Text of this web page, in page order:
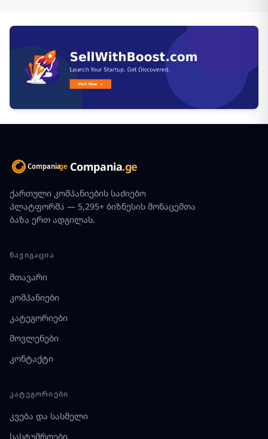
Compania.ge
ქართული კომპანიების საძიებო
პლატფორმა — 5,295+ ბიზნესის მონაცემთა
ბაზა ერთ ადგილას.
ᲜᲐᲕᲘᲒᲐᲪᲘᲐ
მთავარი
კომპანიები
კატეგორიები
მოვლენები
კონტაქტი
ᲙᲐᲢᲔᲒᲝᲠᲘᲔᲑᲘ
კვება და სასმელი
სასტუმროები